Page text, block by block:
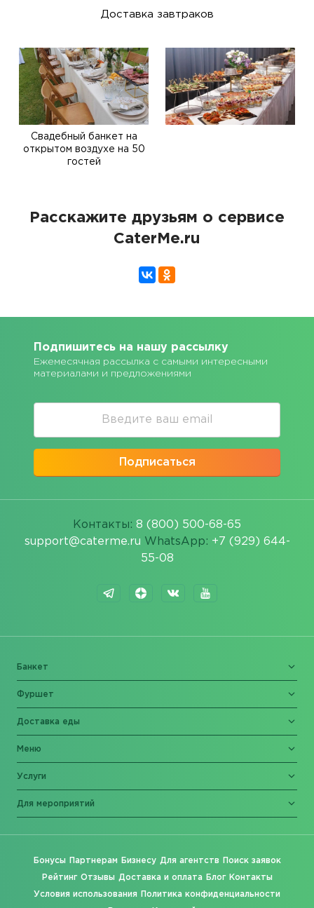
Доставка завтраков
Свадебный банкет на
открытом воздухе на 50
гостей
Расскажите друзьям о сервисе
CaterMe.ru
Подпишитесь на нашу рассылку
Ежемесячная рассылка с самыми интересными
материалами и предложениями
Подписаться
Контакты: 8 (800) 500-68-65
support@caterme.ru WhatsApp: +7 (929) 644-
55-08
Банкет
Фуршет
Доставка еды
Меню
Услуги
Для мероприятий
Бонусы Партнерам Бизнесу Для агентств Поиск заявок
Рейтинг Отзывы Доставка и оплата Блог Контакты
Условия использования Политика конфиденциальности